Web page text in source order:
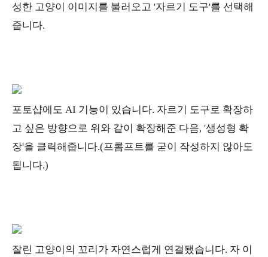
성한 고양이 이미지를 불러오고 '자르기 도구'를 선택해
줍니다.
포토샵에도 AI 기능이 있습니다. 자르기 도구로 확장하
고 싶은 방향으로 위와 같이 확장해준 다음, '생성형 확
장'을 클릭해줍니다.(프롬프트를 굳이 작성하지 않아도
됩니다.)
잘린 고양이의 꼬리가 자연스럽게 연결됐습니다. 자 이